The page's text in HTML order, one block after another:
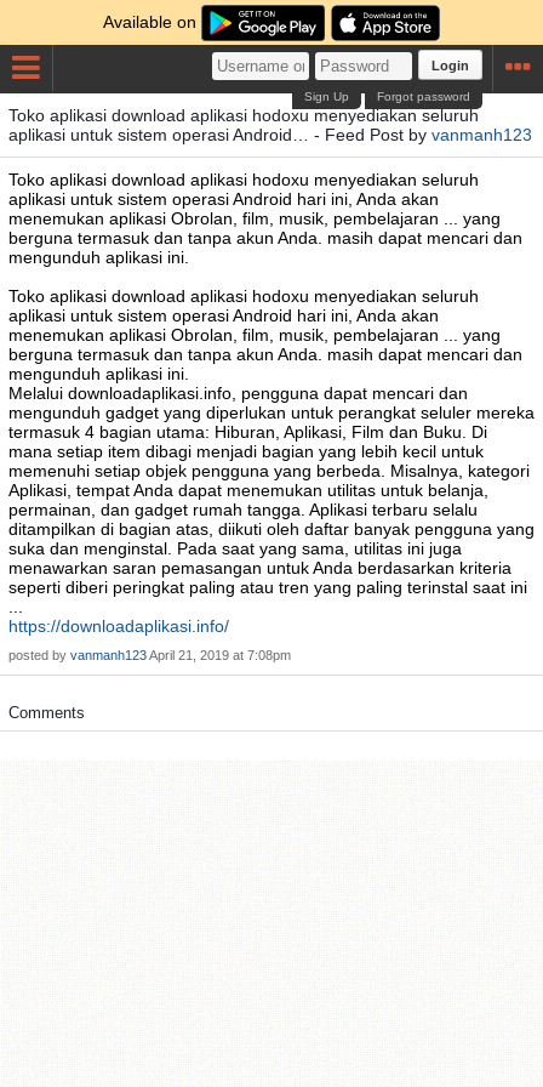
Available on
Login
Forgot password
Sign Up
Toko aplikasi download aplikasi hodoxu menyediakan seluruh
aplikasi untuk sistem operasi Android… - Feed Post by vanmanh123
Toko aplikasi download aplikasi hodoxu menyediakan seluruh
aplikasi untuk sistem operasi Android hari ini, Anda akan
menemukan aplikasi Obrolan, film, musik, pembelajaran ... yang
berguna termasuk dan tanpa akun Anda. masih dapat mencari dan
mengunduh aplikasi ini.
Toko aplikasi download aplikasi hodoxu menyediakan seluruh
aplikasi untuk sistem operasi Android hari ini, Anda akan
menemukan aplikasi Obrolan, film, musik, pembelajaran ... yang
berguna termasuk dan tanpa akun Anda. masih dapat mencari dan
mengunduh aplikasi ini.
Melalui downloadaplikasi.info, pengguna dapat mencari dan
mengunduh gadget yang diperlukan untuk perangkat seluler mereka
termasuk 4 bagian utama: Hiburan, Aplikasi, Film dan Buku. Di
mana setiap item dibagi menjadi bagian yang lebih kecil untuk
memenuhi setiap objek pengguna yang berbeda. Misalnya, kategori
Aplikasi, tempat Anda dapat menemukan utilitas untuk belanja,
permainan, dan gadget rumah tangga. Aplikasi terbaru selalu
ditampilkan di bagian atas, diikuti oleh daftar banyak pengguna yang
suka dan menginstal. Pada saat yang sama, utilitas ini juga
menawarkan saran pemasangan untuk Anda berdasarkan kriteria
seperti diberi peringkat paling atau tren yang paling terinstal saat ini
https://downloadaplikasi.info/
posted by vanmanh123April 21, 2019 at 7:08pm
Comments